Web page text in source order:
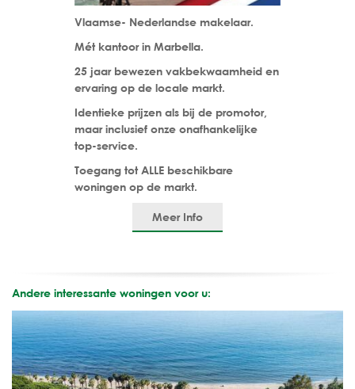
Vlaamse- Nederlandse makelaar.
Mét kantoor in Marbella.
25 jaar bewezen vakbekwaamheid en
ervaring op de locale markt.
Identieke prijzen als bij de promotor,
maar inclusief onze onafhankelijke
top-service.
Toegang tot ALLE beschikbare
woningen op de markt.
Meer Info
Andere interessante woningen voor u: